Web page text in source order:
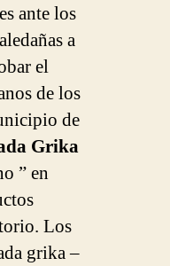
ante los
a
el
de los
de
Grika
” en
Los
grika –